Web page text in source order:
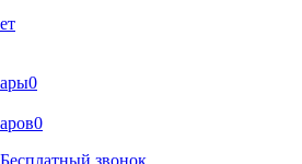
0
0
Бесплатный звонок